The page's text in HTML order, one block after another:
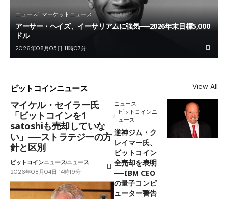
ニュース マーケットニュース
アーサー・ヘイズ、イーサリアムに強気──2026年末目標5,000
ドル
2026年08月05日 11時07分
ビットコインニュース View All
マイケル・セイラー氏
「ビットコインを1
satoshiも売却していな
い」──ストラテジーの方
針と区別
ビットコインニュースニュース
2026年08月04日 14時19分
ニュース
ビットコインニ
ュース
逆神ジム・ク
レイマー氏、
ビットコイン
全売却を表明
──IBM CEO
の量子コンピ
ューター警告